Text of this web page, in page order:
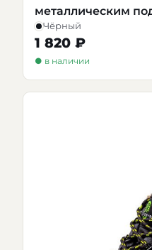
металлическим
Чёрный
1 820 ₽
● в наличии